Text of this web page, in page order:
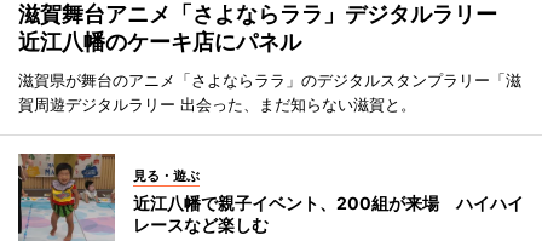
滋賀舞台アニメ「さよならララ」デジタルラリー
近江八幡のケーキ店にパネル
滋賀県が舞台のアニメ「さよならララ」のデジタルスタンプラリー「滋
賀周遊デジタルラリー 出会った、まだ知らない滋賀と。
見る・遊ぶ
近江八幡で親子イベント、200組が来場 ハイハイ
レースなど楽しむ